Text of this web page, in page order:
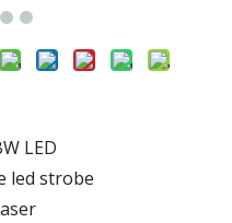
LED
led strobe